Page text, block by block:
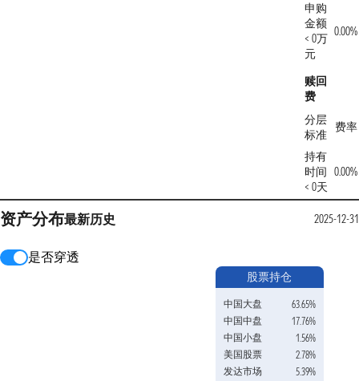
申购
金额
< 0万
元
0.00%
赎回
费
分层
标准
费率
持有
时间
< 0天
0.00%
资产分布最新历史 2025-12-31
是否穿透
股票持仓
中国大盘
63.65%
中国中盘
17.76%
中国小盘
1.56%
美国股票
2.78%
发达市场
5.39%